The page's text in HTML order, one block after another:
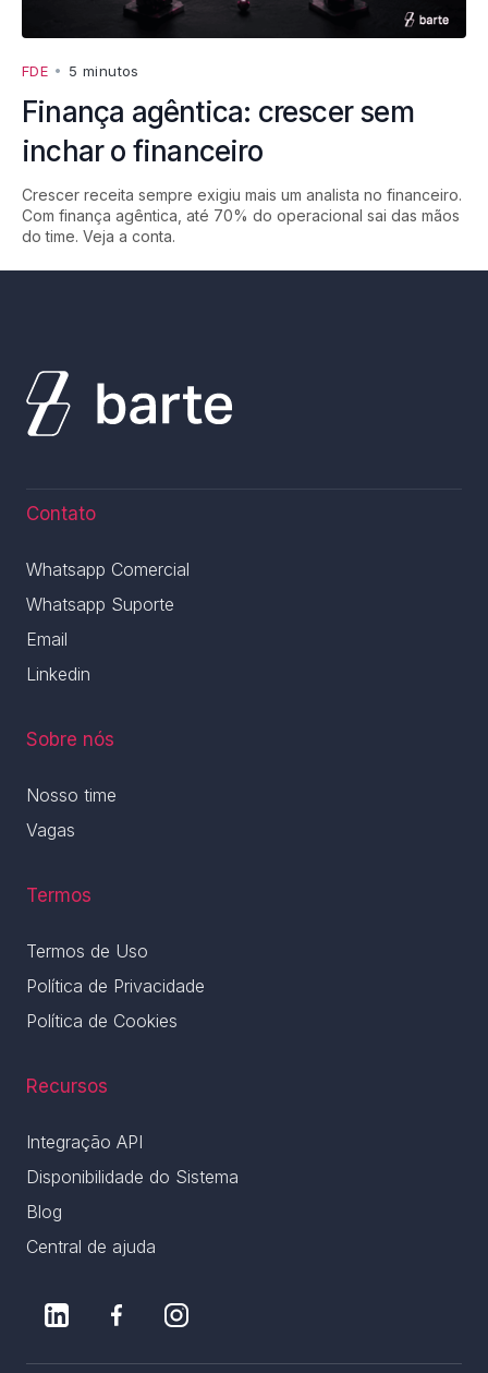
FDE • 5 minutos
Finança agêntica: crescer sem
inchar o financeiro
Crescer receita sempre exigiu mais um analista no financeiro.
Com finança agêntica, até 70% do operacional sai das mãos
do time. Veja a conta.
Contato
Whatsapp Comercial
Whatsapp Suporte
Email
Linkedin
Sobre nós
Nosso time
Vagas
Termos
Termos de Uso
Política de Privacidade
Política de Cookies
Recursos
Integração API
Disponibilidade do Sistema
Blog
Central de ajuda